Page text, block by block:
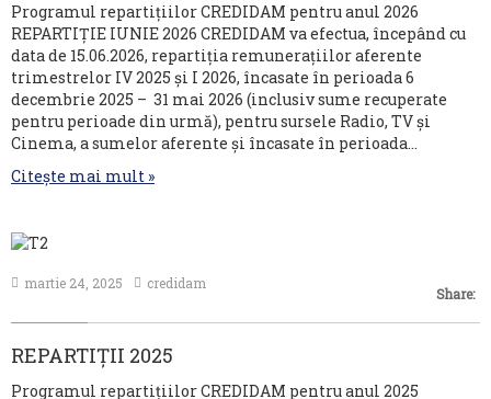
Programul repartițiilor CREDIDAM pentru anul 2026
REPARTIȚIE IUNIE 2026 CREDIDAM va efectua, începând cu
data de 15.06.2026, repartiția remunerațiilor aferente
trimestrelor IV 2025 și I 2026, încasate în perioada 6
decembrie 2025 – 31 mai 2026 (inclusiv sume recuperate
pentru perioade din urmă), pentru sursele Radio, TV și
Cinema, a sumelor aferente și încasate în perioada…
Citește mai mult »
martie 24, 2025 credidam
Share:
REPARTIȚII 2025
Programul repartițiilor CREDIDAM pentru anul 2025